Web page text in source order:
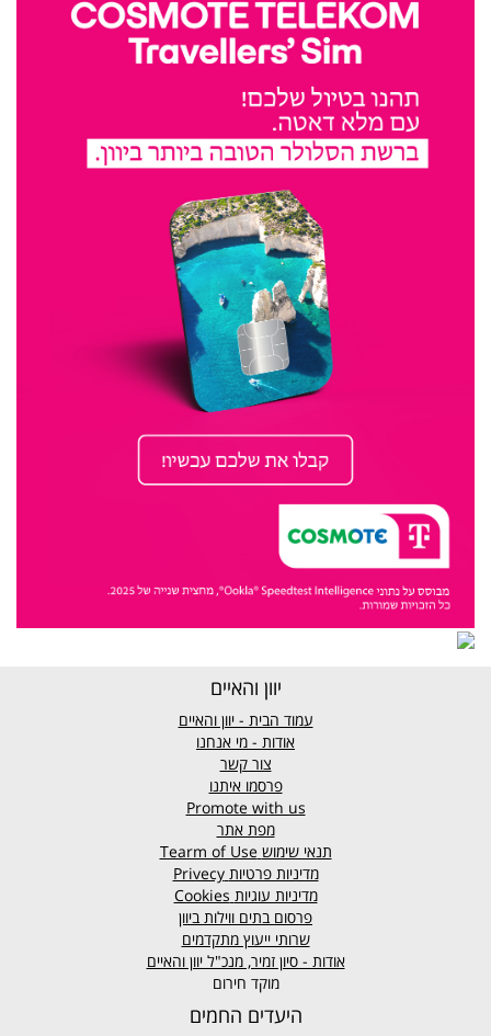
יוון והאיים
עמוד הבית - יוון והאיים
אודות - מי אנחנו
צור קשר
פרסמו איתנו
Promote with us
מפת אתר
תנאי שימוש
מדיניות פרטיות Privecy
מדיניות עוגיות Cookies
פרסום בתים ווילות ביוון
שרותי ייעוץ מתקדמים
אודות - סיון זמיר, מנכ"ל יוון והאיים
מוקד חירום
היעדים החמים